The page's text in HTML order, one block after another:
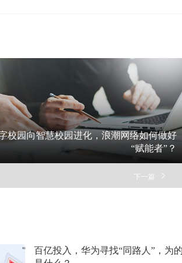
校园向智慧校园进化，浪潮网络如何做好
“赋能者”？
下一篇
百亿投入，华为寻找“同路人”，为